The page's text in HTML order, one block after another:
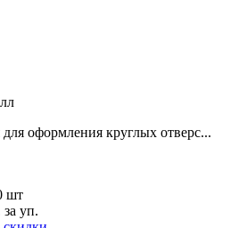
оформления круглых отверс...
шт
за уп.